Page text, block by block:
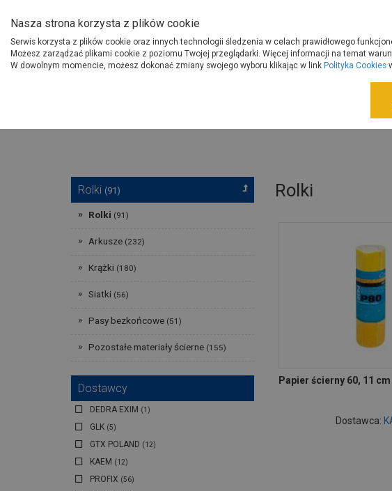
Produkty
O Grupie PSB
Gdzie kupisz
Narzędzia
Rolki (91)
Rolki (91)
Arkusze (232)
Krążki (180)
Siatki (56)
Pasy bezkońcowe (51)
Pozostałe materiały ścierne (155)
Dostawcy
DEDRA EXIM (1)
GLK (5)
GTX POLAND (12)
KAEM (12)
PROFIX (56)
Rolki
Papier ścierny 60, 11 cm
Dostawca:
Nasza strona korzysta z plików cookie
Serwis korzysta z plików cookie oraz innych technologii śledzenia w celach prawidłowego
Możesz zarządzać plikami cookie z poziomu Twojej przeglądarki. Więcej informacji na temat
W dowolnym momencie, możesz dokonać zmiany swojego wyboru klikając w link Polityka Cookies